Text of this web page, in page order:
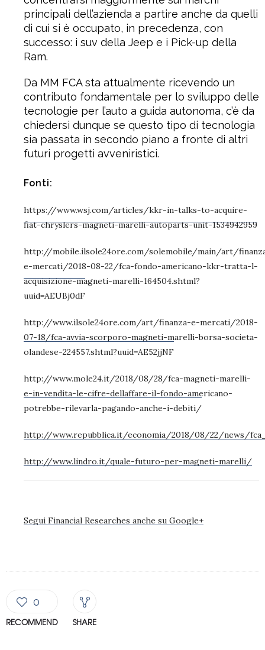
principali dell’azienda a partire anche da quelli
di cui si è occupato, in precedenza, con
successo: i suv della Jeep e i Pick-up della
Ram.
Da MM FCA sta attualmente ricevendo un
contributo fondamentale per lo sviluppo delle
tecnologie per l’auto a guida autonoma, c’è da
chiedersi dunque se questo tipo di tecnologia
sia passata in secondo piano a fronte di altri
futuri progetti avveniristici.
Fonti:
https://www.wsj.com/articles/kkr-in-talks-to-acquire-
fiat-chryslers-magneti-marelli-autoparts-unit-1534942959
http://mobile.ilsole24ore.com/solemobile/main/art/
e-mercati/2018-08-22/fca-fondo-americano-kkr-tratta-l-
acquisizione-magneti-marelli-164504.shtml?
uuid=AEUBj0dF
http://www.ilsole24ore.com/art/finanza-e-mercati/2018-
07-18/fca-avvia-scorporo-magneti-marelli-borsa-societa-
olandese-224557.shtml?uuid=AE52jjNF
http://www.mole24.it/2018/08/28/fca-magneti-marelli-
e-in-vendita-le-cifre-dellaffare-il-fondo-americano-
potrebbe-rilevarla-pagando-anche-i-debiti/
http://www.repubblica.it/economia/2018/08/22/news/
http://www.lindro.it/quale-futuro-per-magneti-marelli/
Segui Financial Researches anche su Google+
0
RECOMMEND SHARE